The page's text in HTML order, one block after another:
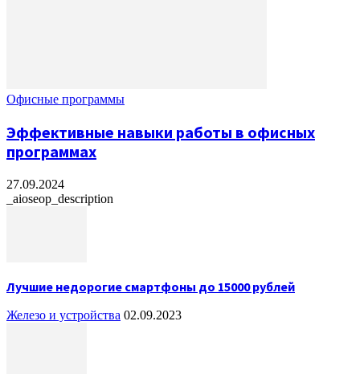
Офисные программы
Эффективные навыки работы в офисных
программах
27.09.2024
_aioseop_description
Лучшие недорогие смартфоны до 15000 рублей
Железо и устройства 02.09.2023